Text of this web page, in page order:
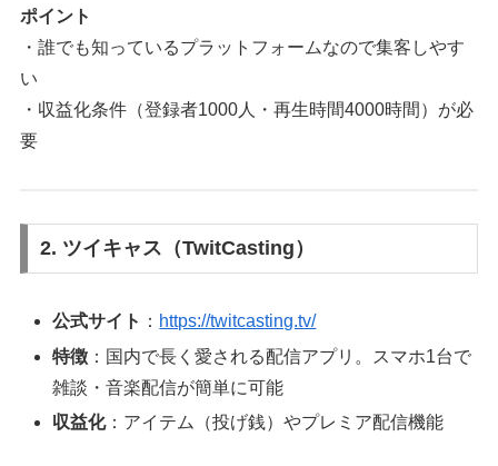
ポイント
・誰でも知っているプラットフォームなので集客しやす
い
・収益化条件（登録者1000人・再生時間4000時間）が必
要
2. ツイキャス（TwitCasting）
公式サイト ： https://twitcasting.tv/
特徴 ：国内で長く愛される配信アプリ。スマホ1台で
雑談・音楽配信が簡単に可能
収益化：アイテム（投げ銭）やプレミア配信機能